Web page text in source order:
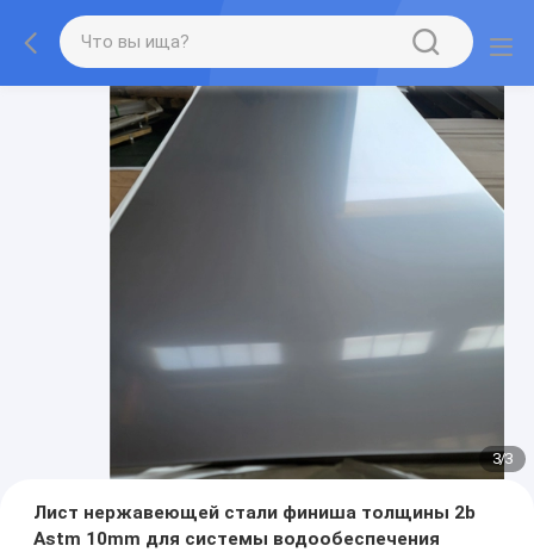
3/3
Лист нержавеющей стали финиша толщины 2b
Astm 10mm для системы водообеспечения